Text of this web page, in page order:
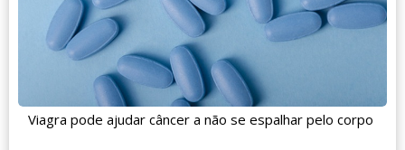
Viagra pode ajudar câncer a não se espalhar pelo corpo